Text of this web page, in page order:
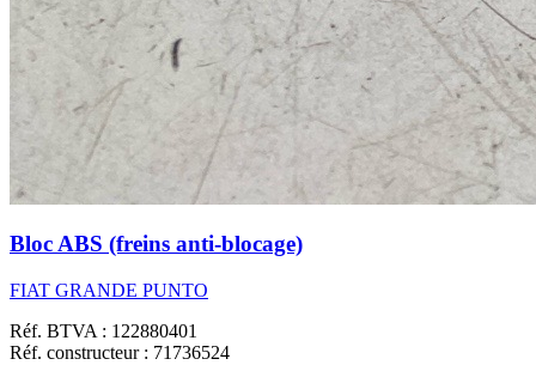
Bloc ABS (freins anti-blocage)
FIAT GRANDE PUNTO
Réf. BTVA : 122880401
Réf. constructeur : 71736524